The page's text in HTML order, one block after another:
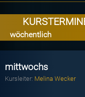
wöchentlich
mittwochs
Kursleiter: Melina Wecker